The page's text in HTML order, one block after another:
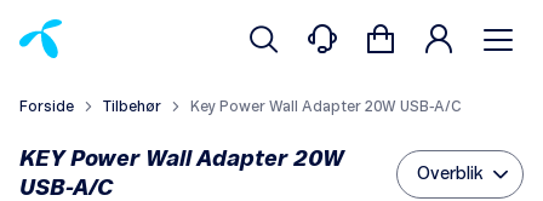
Forside Tilbehør Key Power Wall Adapter 20W USB-A/C
KEY Power Wall Adapter 20W
USB-A/C
Overblik